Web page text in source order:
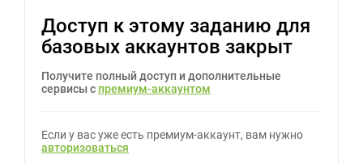
Доступ к этому заданию для
базовых аккаунтов закрыт
Получите полный доступ и дополнительные
сервисы с премиум-аккаунтом
Если у вас уже есть премиум-аккаунт, вам нужно
авторизоваться